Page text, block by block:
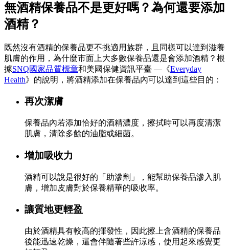
無酒精保養品不是更好嗎？為何還要添加
酒精？
既然沒有酒精的保養品更不挑適用族群，且同樣可以達到滋養
肌膚的作用，為什麼市面上大多數保養品還是會添加酒精？根
據SNQ國家品質標章和美國保健資訊平臺 —《Everyday
Health》的說明，將酒精添加在保養品內可以達到這些目的：
再次潔膚
保養品內若添加恰好的酒精濃度，擦拭時可以再度清潔
肌膚，清除多餘的油脂或細菌。
增加吸收力
酒精可以說是很好的「助滲劑」，能幫助保養品滲入肌
膚，增加皮膚對於保養精華的吸收率。
讓質地更輕盈
由於酒精具有較高的揮發性，因此擦上含酒精的保養品
後能迅速乾燥，還會伴隨著些許涼感，使用起來感覺更